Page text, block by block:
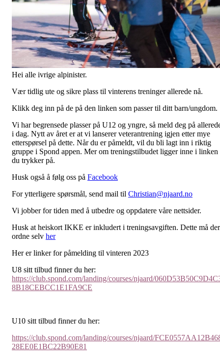
Hei alle ivrige alpinister.
Vær tidlig ute og sikre plass til vinterens treninger allerede nå.
Klikk deg inn på de på den linken som passer til ditt barn/ungdom.
Vi har begrensede plasser på U12 og yngre, så meld deg på
i dag. Nytt av året er at vi lanserer veterantrening igjen etter mye
etterspørsel på dette. Når du er påmeldt, vil du bli lagt inn i riktig
gruppe i Spond appen. Mer om treningstilbudet ligger inne i linken
du trykker på.
Husk også å følg oss på Facebook
For ytterligere spørsmål, send mail til Christian@njaard.no
Vi jobber for tiden med å utbedre og oppdatere våre nettsider.
Husk at heiskort IKKE er inkludert i treningsavgiften. Dette må
ordne selv her
Her er linker for påmelding til vinteren 2023
U8 sitt tilbud finner du her:
https://club.spond.com/landing/courses/njaard/
8B18CEBCC1E1FA9CE
U10 sitt tilbud finner du her:
https://club.spond.com/landing/courses/njaard/
28EE0E1BC22B90E81